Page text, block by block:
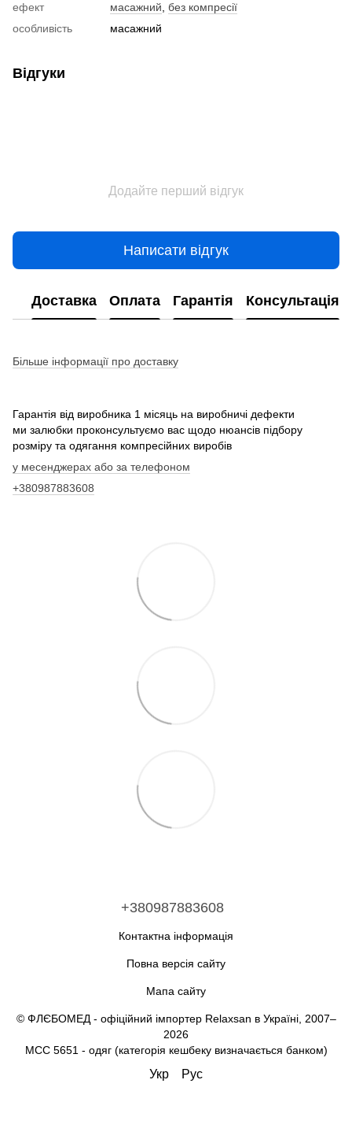
ефект
масажний, без компресії
особливість
масажний
Відгуки
Додайте перший відгук
Написати відгук
Доставка Оплата Гарантія Консультація
Більше інформації про доставку
Гарантія від виробника 1 місяць на виробничі дефекти
ми залюбки проконсультуємо вас щодо нюансів підбору
розміру та одягання компресійних виробів
у месенджерах або за телефоном
+380987883608
+380987883608
Контактна інформація
Повна версія сайту
Мапа сайту
© ФЛЄБОМЕД - офіційний імпортер Relaxsan в Україні, 2007–
2026
MCC 5651 - одяг (категорія кешбеку визначається банком)
Укр Рус